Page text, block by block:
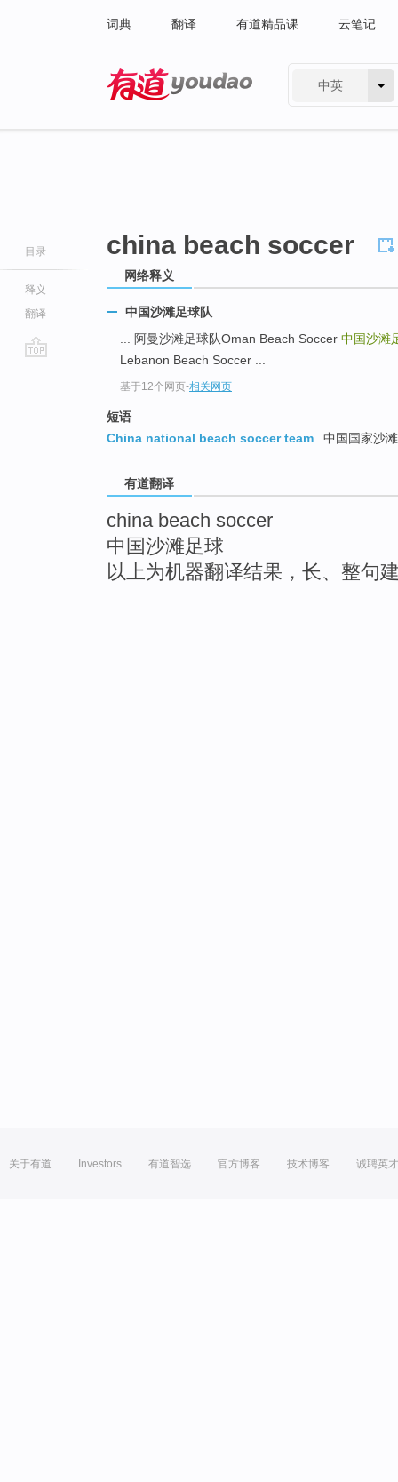
词典 翻译 有道精品课 云笔记
中英
目录
释义
翻译
china beach soccer
网络释义
中国沙滩足球队
... 阿曼沙滩足球队Oman Beach Soccer 中国沙滩
Lebanon Beach Soccer ...
基于12个网页-相关网页
短语
China national beach soccer team
中国国家沙
有道翻译
china beach soccer
中国沙滩足球
以上为机器翻译结果，长、整句
关于有道 Investors 有道智选 官方博客 技术博客 诚聘英才